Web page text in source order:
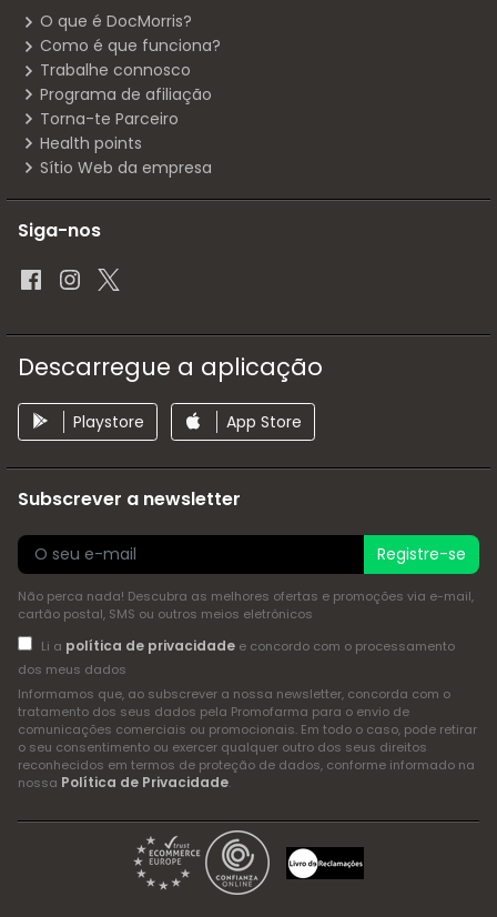
O que é DocMorris?
Como é que funciona?
Trabalhe connosco
Programa de afiliação
Torna-te Parceiro
Health points
Sítio Web da empresa
Siga-nos
Descarregue a aplicação
Playstore App Store
Subscrever a newsletter
Registre-se
Não perca nada! Descubra as melhores ofertas e promoções via e-mail,
cartão postal, SMS ou outros meios eletrónicos
Li a política de privacidadee concordo com o processamento
dos meus dados
Informamos que, ao subscrever a nossa newsletter, concorda com o
tratamento dos seus dados pela Promofarma para o envio de
comunicações comerciais ou promocionais. Em todo o caso, pode retirar
o seu consentimento ou exercer qualquer outro dos seus direitos
reconhecidos em termos de proteção de dados, conforme informado na
nossa Política de Privacidade.